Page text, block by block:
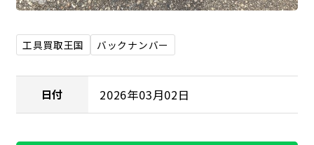
工具買取王国 バックナンバー
日付 2026年03月02日